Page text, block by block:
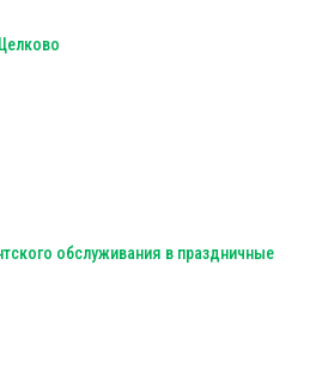
обслуживания в праздничные